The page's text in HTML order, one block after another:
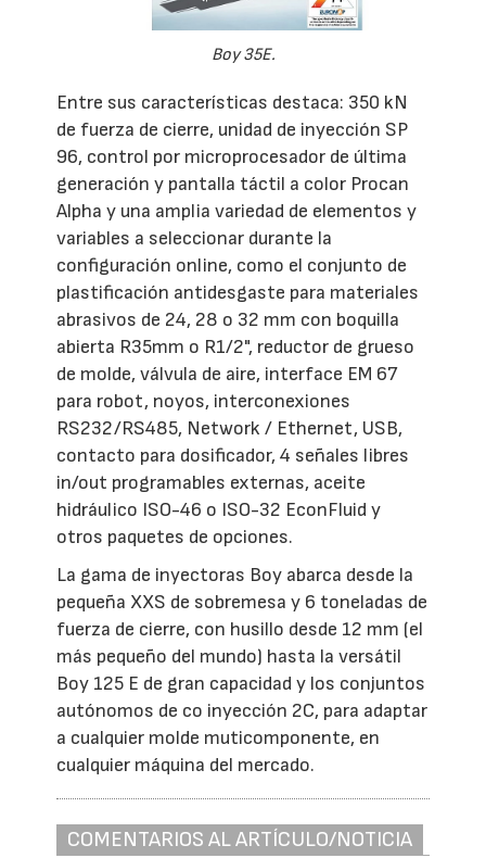
Boy 35E.
Entre sus características destaca: 350 kN
de fuerza de cierre, unidad de inyección SP
96, control por microprocesador de última
generación y pantalla táctil a color Procan
Alpha y una amplia variedad de elementos y
variables a seleccionar durante la
configuración online, como el conjunto de
plastificación antidesgaste para materiales
abrasivos de 24, 28 o 32 mm con boquilla
abierta R35mm o R1/2", reductor de grueso
de molde, válvula de aire, interface EM 67
para robot, noyos, interconexiones
RS232/RS485, Network / Ethernet, USB,
contacto para dosificador, 4 señales libres
in/out programables externas, aceite
hidráulico ISO-46 o ISO-32 EconFluid y
otros paquetes de opciones.
La gama de inyectoras Boy abarca desde la
pequeña XXS de sobremesa y 6 toneladas de
fuerza de cierre, con husillo desde 12 mm (el
más pequeño del mundo) hasta la versátil
Boy 125 E de gran capacidad y los conjuntos
autónomos de co inyección 2C, para adaptar
a cualquier molde muticomponente, en
cualquier máquina del mercado.
COMENTARIOS AL ARTÍCULO/NOTICIA